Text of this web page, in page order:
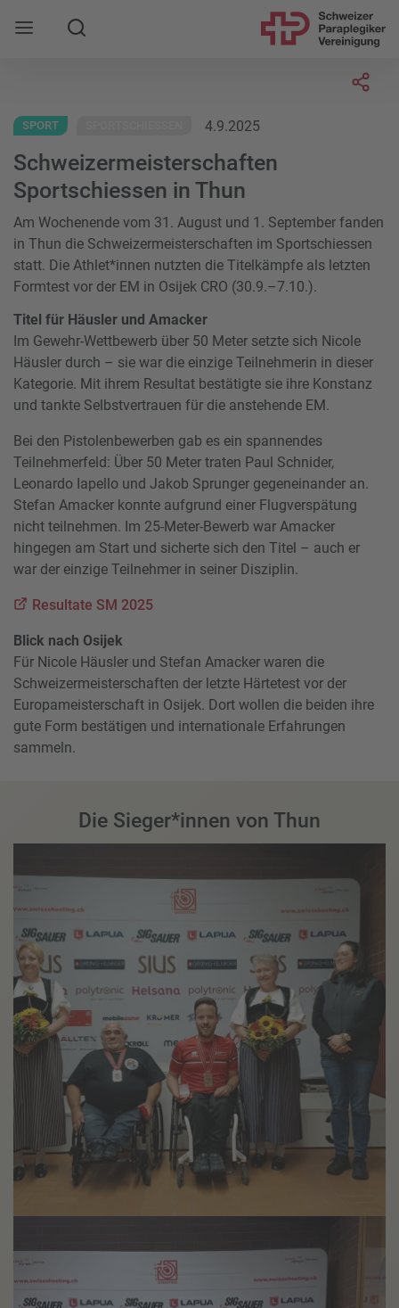
Mobile Navigation öffnen
Suche
SPORT 4.9.2025
Schweizermeisterschaften
Sportschiessen in Thun
Am Wochenende vom 31. August und 1. September fanden
in Thun die Schweizermeisterschaften im Sportschiessen
statt. Die Athlet*innen nutzten die Titelkämpfe als letzten
Formtest vor der EM in Osijek CRO (30.9.–7.10.).
Titel für Häusler und Amacker
Im Gewehr-Wettbewerb über 50 Meter setzte sich Nicole
Häusler durch – sie war die einzige Teilnehmerin in dieser
Kategorie. Mit ihrem Resultat bestätigte sie ihre Konstanz
und tankte Selbstvertrauen für die anstehende EM.
Bei den Pistolenbewerben gab es ein spannendes
Teilnehmerfeld: Über 50 Meter traten Paul Schnider,
Leonardo Iapello und Jakob Sprunger gegeneinander an.
Stefan Amacker konnte aufgrund einer Flugverspätung
nicht teilnehmen. Im 25-Meter-Bewerb war Amacker
hingegen am Start und sicherte sich den Titel – auch er
war der einzige Teilnehmer in seiner Disziplin.
Resultate SM 2025
Blick nach Osijek
Für Nicole Häusler und Stefan Amacker waren die
Schweizermeisterschaften der letzte Härtetest vor der
Europameisterschaft in Osijek. Dort wollen die beiden ihre
gute Form bestätigen und internationale Erfahrungen
sammeln.
Die Sieger*innen von Thun